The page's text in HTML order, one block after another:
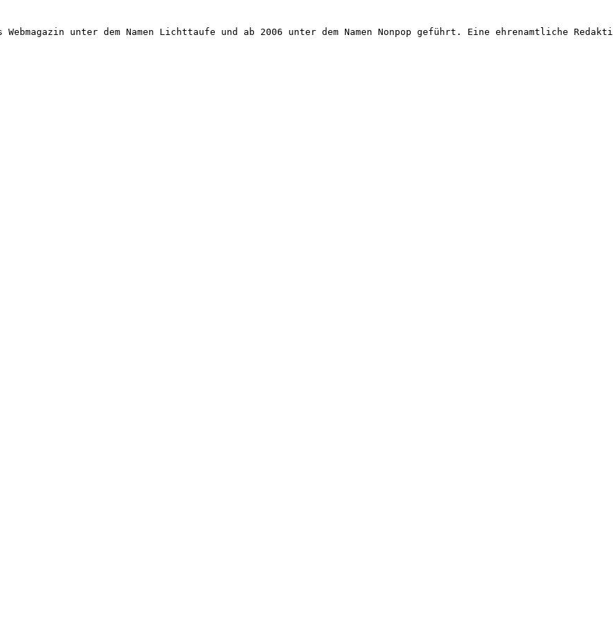
unter dem Namen Lichttaufe und ab 2006 unter dem Namen Nonpop geführt. Eine ehrenamtliche